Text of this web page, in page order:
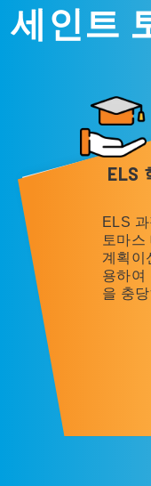
세인트
ELS
ELS
토마스
계획이
용하여
을 충